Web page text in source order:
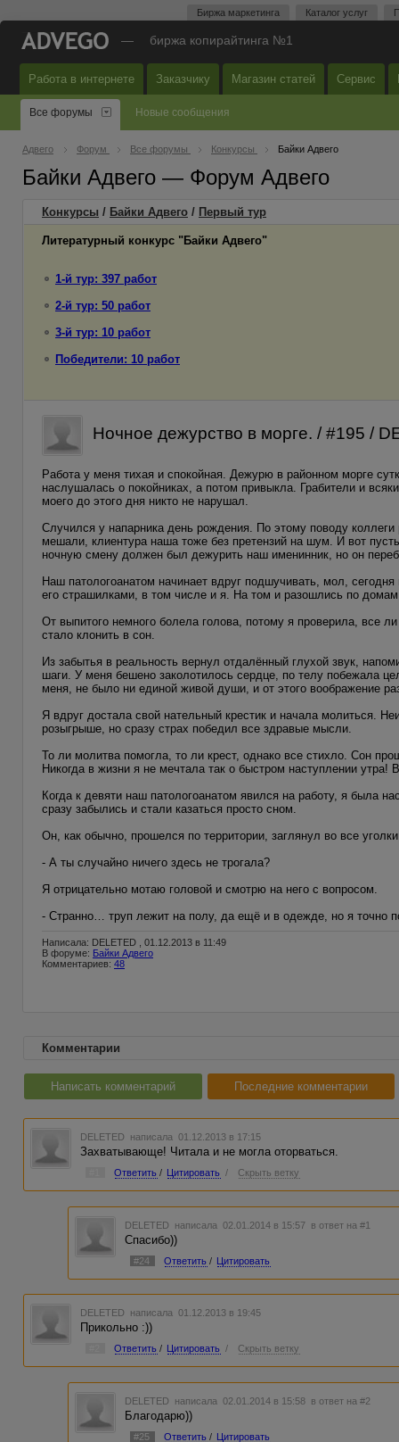
Биржа маркетинга Каталог услуг
— биржа копирайтинга №1
Работа в интернете Заказчику Магазин статей Сервис
Все форумы Новые сообщения
Адвего Форум Все форумы Конкурсы Байки Адвего
Байки Адвего — Форум Адвего
Конкурсы / Байки Адвего / Первый тур
Литературный конкурс "Байки Адвего"
1-й тур: 397 работ
2-й тур: 50 работ
3-й тур: 10 работ
Победители: 10 работ
Ночное дежурство в морге. / #195 /
Работа у меня тихая и спокойная. Дежурю в районном морге
наслушалась о покойниках, а потом привыкла. Грабители и
моего до этого дня никто не нарушал.
Случился у напарника день рождения. По этому поводу
мешали, клиентура наша тоже без претензий на шум. И вот
ночную смену должен был дежурить наш именинник, но он
Наш патологоанатом начинает вдруг подшучивать, мол,
его страшилками, в том числе и я. На том и разошлись по
От выпитого немного болела голова, потому я проверила, все
стало клонить в сон.
Из забытья в реальность вернул отдалённый глухой звук,
шаги. У меня бешено заколотилось сердце, по телу побежала
меня, не было ни единой живой души, и от этого воображение
Я вдруг достала свой нательный крестик и начала молиться.
розыгрыше, но сразу страх победил все здравые мысли.
То ли молитва помогла, то ли крест, однако все стихло. Сон
Никогда в жизни я не мечтала так о быстром наступлении
Когда к девяти наш патологоанатом явился на работу, я была
сразу забылись и стали казаться просто сном.
Он, как обычно, прошелся по территории, заглянул во все
- А ты случайно ничего здесь не трогала?
Я отрицательно мотаю головой и смотрю на него с вопросом.
- Странно… труп лежит на полу, да ещё и в одежде, но я точно
Написала: DELETED , 01.12.2013 в 11:49
В форуме: Байки Адвего
Комментариев: 48
Комментарии
Написать комментарий Последние комментарии
DELETED написала 01.12.2013 в 17:15
Захватывающе! Читала и не могла оторваться.
Ответить / Цитировать / Скрыть ветку
DELETED написала 02.01.2014 в 15:57 в ответ на #1
Спасибо))
#24 Ответить / Цитировать
DELETED написала 01.12.2013 в 19:45
Прикольно :))
Ответить / Цитировать / Скрыть ветку
DELETED написала 02.01.2014 в 15:58 в ответ на #2
Благодарю))
#25 Ответить / Цитировать